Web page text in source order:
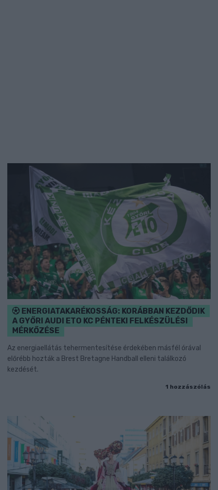
ENERGIATAKARÉKOSSÁG: KORÁBBAN KEZDŐDIK
A GYŐRI AUDI ETO KC PÉNTEKI FELKÉSZÜLÉSI
MÉRKŐZÉSE
Az energiaellátás tehermentesítése érdekében másfél órával
előrébb hozták a Brest Bretagne Handball elleni találkozó
kezdését.
1 hozzászólás